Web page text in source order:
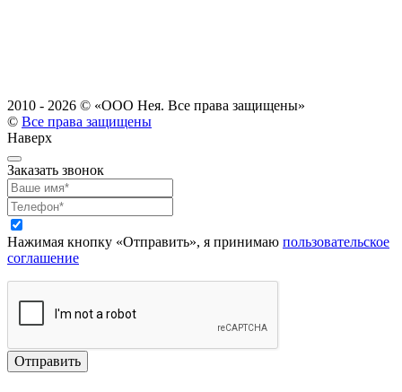
2010 - 2026 © «ООО Нея. Все права защищены»
© Все права защищены
Наверх
Заказать звонок
Нажимая кнопку «Отправить», я принимаю пользовательское
соглашение